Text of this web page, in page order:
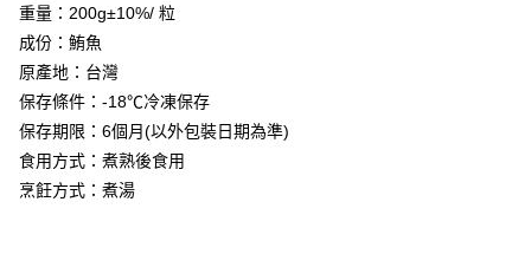
4.訂單成立30分鐘內，如未前往確認交易或遇審核未通過，訂單將自動取
消。如遇「轉專審核」未通過狀況，表示未達大哥付你分期系統評分，恕無
法說明評估內容。
【繳款方式說明】
1.分期款項不併入電信帳單，「大哥付你分期」於每月結算日後寄送繳費提
2.透過簡訊連結打開帳單後，可選擇「超商條碼／台灣大直營門市／銀行轉
帳／街口支付／iPASS MONEY」等通路繳費。
【注意事項】
１．簡單：不需註冊會員、不需綁卡、不需儲值。
２．便利：只要手機號碼，簡訊認證，即可結帳。
３．安心：先確認商品／服務後，再付款。
【「AFTEE先享後付」結帳流程】
１．於結帳方式選擇「AFTEE先享後付」後，將跳轉至「AFTEE先享後付」
２．訂單成立數日內，您將收到繳費通知簡訊。
３．收到繳費通知簡訊後14天內，點擊此簡訊中的連結，可透過四大超商／
運送方式
華得水產-冷凍7-11取貨(快速到店)
每筆NT$150，滿NT$999(含以上)免運費
華得水產-冷凍宅配
重量：200g±10%/ 粒
成份：鮪魚
原產地：台灣
保存條件：-18℃冷凍保存
保存期限：6個月(以外包裝日期為準)
食用方式：煮熟後食用
烹飪方式：煮湯